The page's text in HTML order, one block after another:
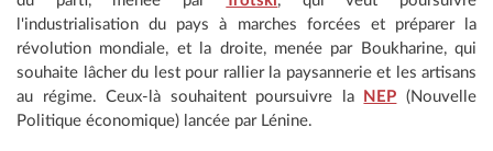
l'industrialisation du pays à marches forcées et préparer la
révolution mondiale, et la droite, menée par Boukharine, qui
souhaite lâcher du lest pour rallier la paysannerie et les artisans
au régime. Ceux-là souhaitent poursuivre la
NEP (Nouvelle
Politique économique) lancée par Lénine.